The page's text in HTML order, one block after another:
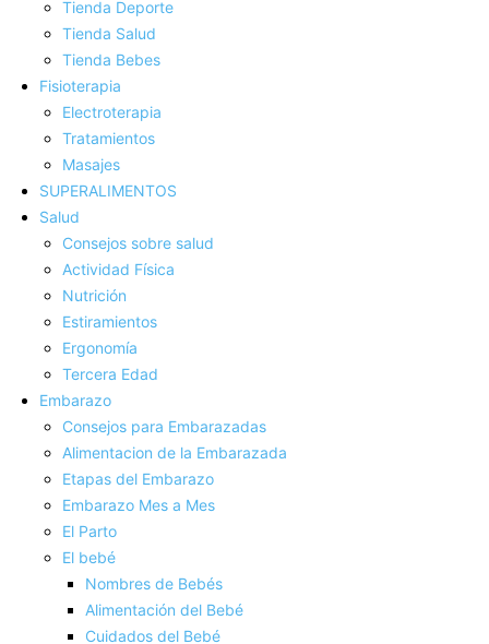
Tienda Deporte
Tienda Salud
Tienda Bebes
Fisioterapia
Electroterapia
Tratamientos
Masajes
SUPERALIMENTOS
Salud
Consejos sobre salud
Actividad Fí­sica
Nutrición
Estiramientos
Ergonomí­a
Tercera Edad
Embarazo
Consejos para Embarazadas
Alimentacion de la Embarazada
Etapas del Embarazo
Embarazo Mes a Mes
El Parto
El bebé
Nombres de Bebés
Alimentación del Bebé
Cuidados del Bebé